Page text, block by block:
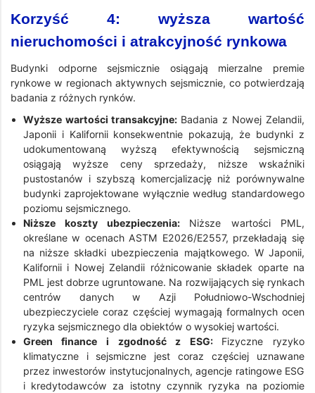
Korzyść 4: wyższa wartość
nieruchomości i atrakcyjność rynkowa
Budynki odporne sejsmicznie osiągają mierzalne premie
rynkowe w regionach aktywnych sejsmicznie, co potwierdzają
badania z różnych rynków.
Wyższe wartości transakcyjne: Badania z Nowej Zelandii,
Japonii i Kalifornii konsekwentnie pokazują, że budynki z
udokumentowaną wyższą efektywnością sejsmiczną
osiągają wyższe ceny sprzedaży, niższe wskaźniki
pustostanów i szybszą komercjalizację niż porównywalne
budynki zaprojektowane wyłącznie według standardowego
poziomu sejsmicznego.
Niższe koszty ubezpieczenia: Niższe wartości PML,
określane w ocenach ASTM E2026/E2557, przekładają się
na niższe składki ubezpieczenia majątkowego. W Japonii,
Kalifornii i Nowej Zelandii różnicowanie składek oparte na
PML jest dobrze ugruntowane. Na rozwijających się rynkach
centrów danych w Azji Południowo-Wschodniej
ubezpieczyciele coraz częściej wymagają formalnych ocen
ryzyka sejsmicznego dla obiektów o wysokiej wartości.
Green finance i zgodność z ESG: Fizyczne ryzyko
klimatyczne i sejsmiczne jest coraz częściej uznawane
przez inwestorów instytucjonalnych, agencje ratingowe ESG
i kredytodawców za istotny czynnik ryzyka na poziomie